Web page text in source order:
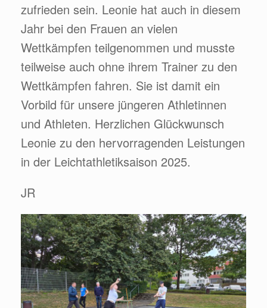
zufrieden sein. Leonie hat auch in diesem
Jahr bei den Frauen an vielen
Wettkämpfen teilgenommen und musste
teilweise auch ohne ihrem Trainer zu den
Wettkämpfen fahren. Sie ist damit ein
Vorbild für unsere jüngeren Athletinnen
und Athleten. Herzlichen Glückwunsch
Leonie zu den hervorragenden Leistungen
in der Leichtathletiksaison 2025.
JR